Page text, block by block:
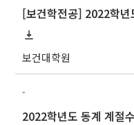
[보건학전공] 2022학년
보건대학원
-
2022학년도 동계 계절